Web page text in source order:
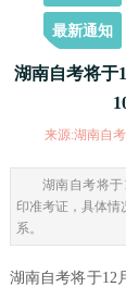
最新通知
湖南自考将于
来源:湖南自
湖南自考将于
印准考证，具体情
系。
湖南自考将于12